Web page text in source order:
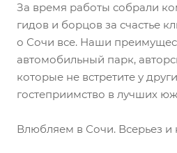
За время работы собрали
гидов и борцов за счастье
о Сочи все. Наши
автомобильный парк,
которые не встретите у
гостеприимство в лучших
Влюбляем в Сочи. Всерьез и